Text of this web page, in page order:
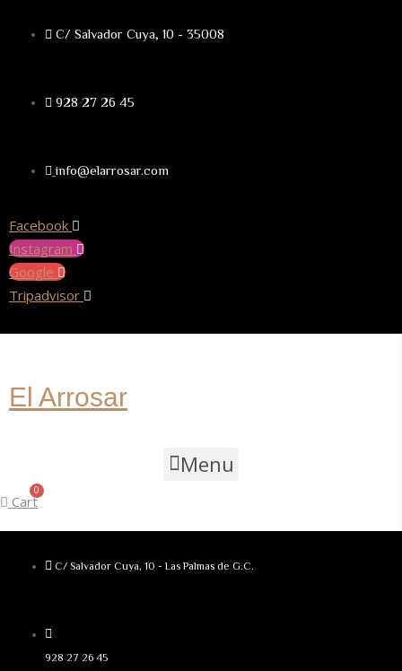
C/ Salvador Cuya, 10 - 35008
928 27 26 45
info@elarrosar.com
Facebook
Instagram
Google
Tripadvisor
El Arrosar
Menu
Cart
C/ Salvador Cuya, 10 - Las Palmas de G.C.
928 27 26 45